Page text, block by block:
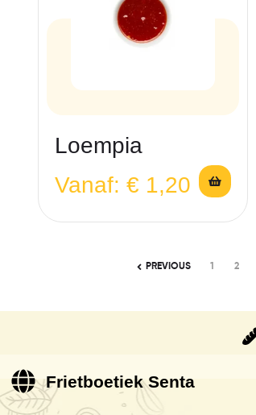
Loempia
Vanaf: € 1,20
PREVIOUS 1 2
Frietboetiek Senta